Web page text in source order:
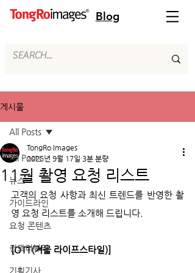
Blog
게시물
All Posts
뉴스
가이드라인
요청 콘텐츠
컨트리뷰터
기획기사
All Posts
11월 촬영 요청 리스트
TongRo Images
2025년 9월 17일 3분 분량
고객의 요청 사항과 최신 트렌드를 반영한 촬
영 요청 리스트를 소개해 드립니다.
[OTT(겨울 라이프스타일)]